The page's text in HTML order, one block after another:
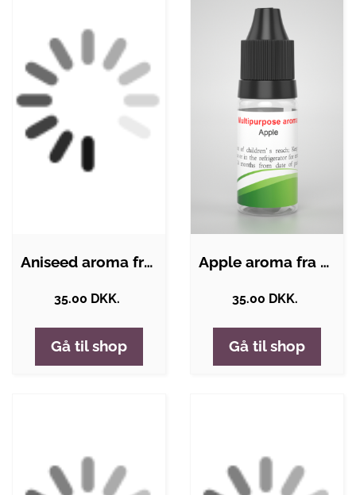
Aniseed aroma fra Hangsen
35.00 DKK.
Gå til shop
Apple aroma fra Hangsen
35.00 DKK.
Gå til shop